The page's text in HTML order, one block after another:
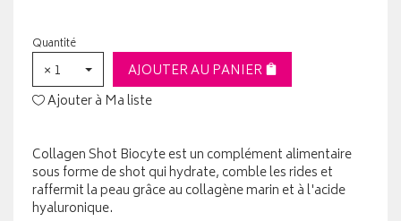
Quantité
× 1
AJOUTER AU PANIER
Ajouter à Ma liste
Collagen Shot Biocyte est un complément alimentaire
sous forme de shot qui hydrate, comble les rides et
raffermit la peau grâce au collagène marin et à l'acide
hyaluronique.